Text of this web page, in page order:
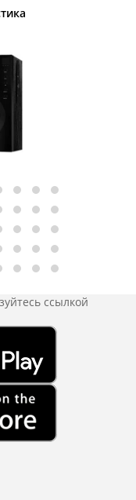
ссылкой